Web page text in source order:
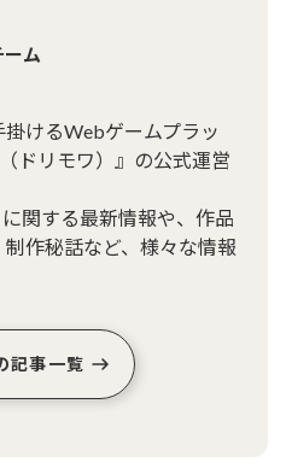
ム
けるWebゲームプラッ
ドリモワ）』の公式運営
作秘話など、様々な情報
記事一覧